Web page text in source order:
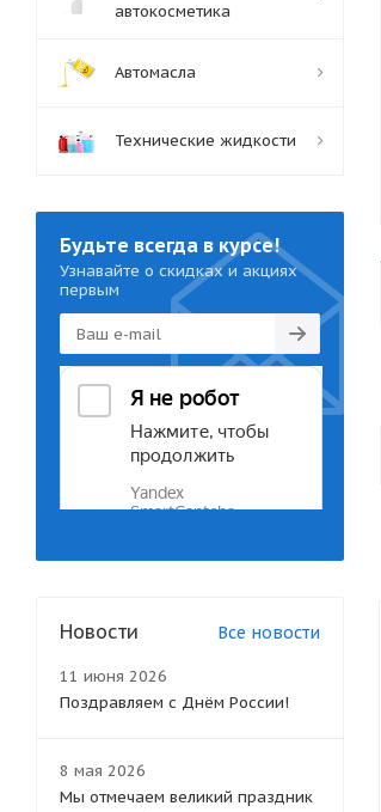
автокосметика
Автомасла
Технические жидкости
Будьте всегда в курсе!
Узнавайте о скидках и акциях
первым
Новости Все новости
11 июня 2026
Поздравляем с Днём России!
8 мая 2026
Мы отмечаем великий праздник